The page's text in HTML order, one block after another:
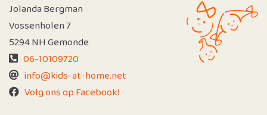
Jolanda Bergman
Vossenholen 7
5294 NH Gemonde
06-10109720
info@kids-at-home.net
Volg ons op Facebook!